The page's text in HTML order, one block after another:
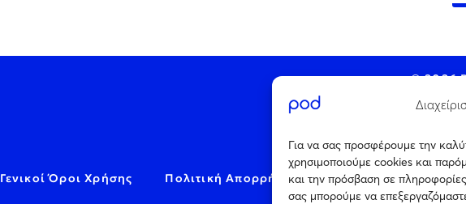
Για να σας προσφέρουμε την
χρησιμοποιούμε cookies και
και την πρόσβαση σε
σας μπορούμε να
© 2026
Γενικοί Όροι Χρήσης Πολιτική Απορρήτου Cookie Policy